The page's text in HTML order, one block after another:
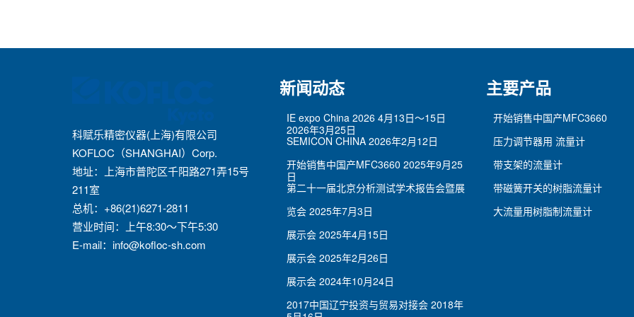
科赋乐精密仪器(上海)有限公司
KOFLOC（SHANGHAI）Corp.
地址：上海市普陀区千阳路271弄15号
211室
总机：+86(21)6271-2811
营业时间：上午8:30～下午5:30
E-mail： info@kofloc-sh.com
新闻动态
IE expo China 2026 4月13日～15日
2026年3月25日
SEMICON CHINA2026年2月12日
开始销售中国产MFC3660 2025年9月25
日
第二十一届北京分析测试学术报告会暨展
览会2025年7月3日
展示会2025年4月15日
展示会2025年2月26日
展示会2024年10月24日
2017中国辽宁投资与贸易对接会2018年
主要产品
开始销售中国产MFC3660
压力调节器用 流量计
带支架的流量计
带磁簧开关的树脂流量计
大流量用树脂制流量计